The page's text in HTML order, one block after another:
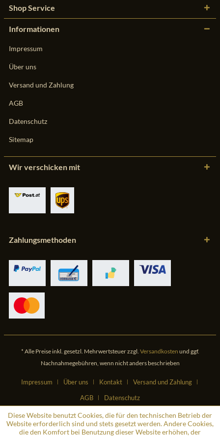
Shop Service
Informationen
Impressum
Über uns
Versand und Zahlung
AGB
Datenschutz
Sitemap
Wir verschicken mit
Zahlungsmethoden
* Alle Preise inkl. gesetzl. Mehrwertsteuer zzgl. Versandkosten und ggf.
Nachnahmegebühren, wenn nicht anders beschrieben
Impressum Über uns Kontakt
Versand und Zahlung
AGB
Datenschutz
Diese Website benutzt Cookies, die für den technischen Betrieb der
Website erforderlich sind und stets gesetzt werden. Andere Cookies,
die den Komfort bei Benutzung dieser Website erhöhen, der